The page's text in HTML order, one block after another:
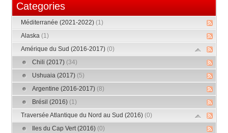
Categories
Méditerranée (2021-2022) (1)
Alaska (1)
Amérique du Sud (2016-2017) (0)
Chili (2017) (34)
Ushuaia (2017) (5)
Argentine (2016-2017) (8)
Brésil (2016) (1)
Traversée Atlantique du Nord au Sud (2016) (0)
Iles du Cap Vert (2016) (0)